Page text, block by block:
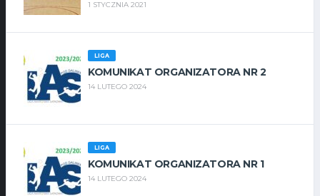
1 STYCZNIA 2021
LIGA
KOMUNIKAT ORGANIZATORA NR 2
14 LUTEGO 2024
LIGA
KOMUNIKAT ORGANIZATORA NR 1
14 LUTEGO 2024